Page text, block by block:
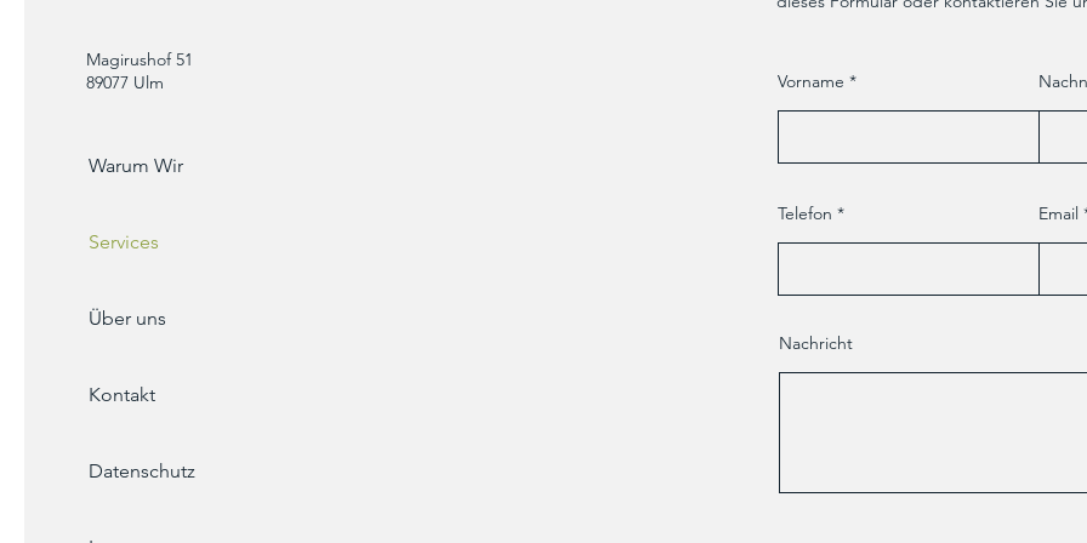
Magirushof 51
89077 Ulm
Warum Wir
Services
Über uns
Kontakt
Datenschutz
Vorname
Telefon Email
Nachricht